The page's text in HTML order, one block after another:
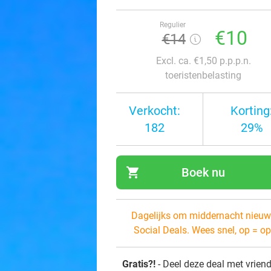
Regulier
€14 €10
Excl. ca. €1,50 p.p.p.n.
toeristenbelasting
Verkocht:
182
29%
shopping_cart Boek nu
Dagelijks om middernacht
Social Deals. Wees snel, op =
Gratis?! - Deel deze deal met